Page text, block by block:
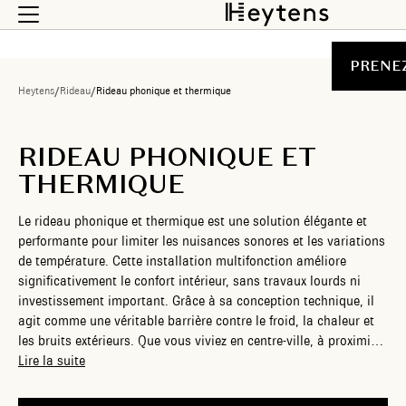
Heytens/Rideau/Rideau phonique et thermique
RIDEAU PHONIQUE ET
THERMIQUE
Le rideau phonique et thermique est une solution élégante et
performante pour limiter les nuisances sonores et les variations
de température. Cette installation multifonction améliore
significativement le confort intérieur, sans travaux lourds ni
investissement important. Grâce à sa conception technique, il
agit comme une véritable barrière contre le froid, la chaleur et
les bruits extérieurs. Que vous viviez en centre-ville, à proximité
d’une route passante ou dans une maison mal isolée, ce type de
bien-être. Heytens vous propose une large gamme de rideaux
Lire la suite